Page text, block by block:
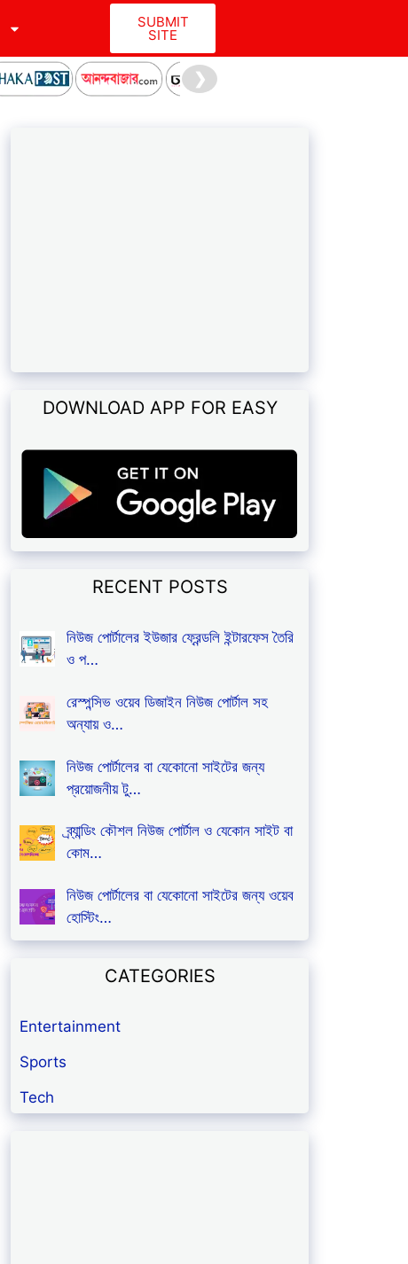
SUBMIT
SITE
❯
DOWNLOAD APP FOR EASY
RECENT POSTS
নিউজ পোর্টালের ইউজার ফ্রেন্ডলি ইন্টারফেস তৈরি
ও প…
রেস্পন্সিভ ওয়েব ডিজাইন নিউজ পোর্টাল সহ
অন্যায় ও…
নিউজ পোর্টালের বা যেকোনো সাইটের জন্য
প্রয়োজনীয় টু…
ব্র্যান্ডিং কৌশল নিউজ পোর্টাল ও যেকোন সাইট বা
কোম…
নিউজ পোর্টালের বা যেকোনো সাইটের জন্য ওয়েব
হোস্টিং…
CATEGORIES
Entertainment
Sports
Tech